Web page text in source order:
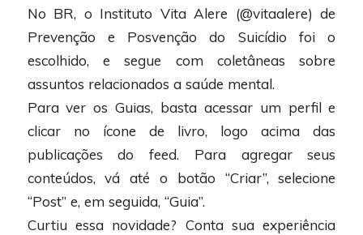
No BR, o Instituto Vita Alere (@vitaalere) de
Prevenção e Posvenção do Suicídio foi o
escolhido, e segue com coletâneas sobre
assuntos relacionados a saúde mental.
Para ver os Guias, basta acessar um perfil e
clicar no ícone de livro, logo acima das
publicações do feed. Para agregar seus
conteúdos, vá até o botão “Criar”, selecione
“Post” e, em seguida, “Guia”.
Curtiu essa novidade? Conta sua experiência